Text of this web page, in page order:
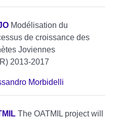
Modélisation du
de croissance des
Joviennes
2013-2017
Morbidelli
The OATMIL project will